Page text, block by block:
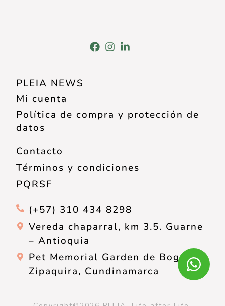
PLEIA NEWS
Mi cuenta
Política de compra y protección de
datos
Contacto
Términos y condiciones
PQRSF
(+57) 310 434 8298
Vereda chaparral, km 3.5. Guarne
– Antioquia
Pet Memorial Garden de Bogotá,
Zipaquira, Cundinamarca